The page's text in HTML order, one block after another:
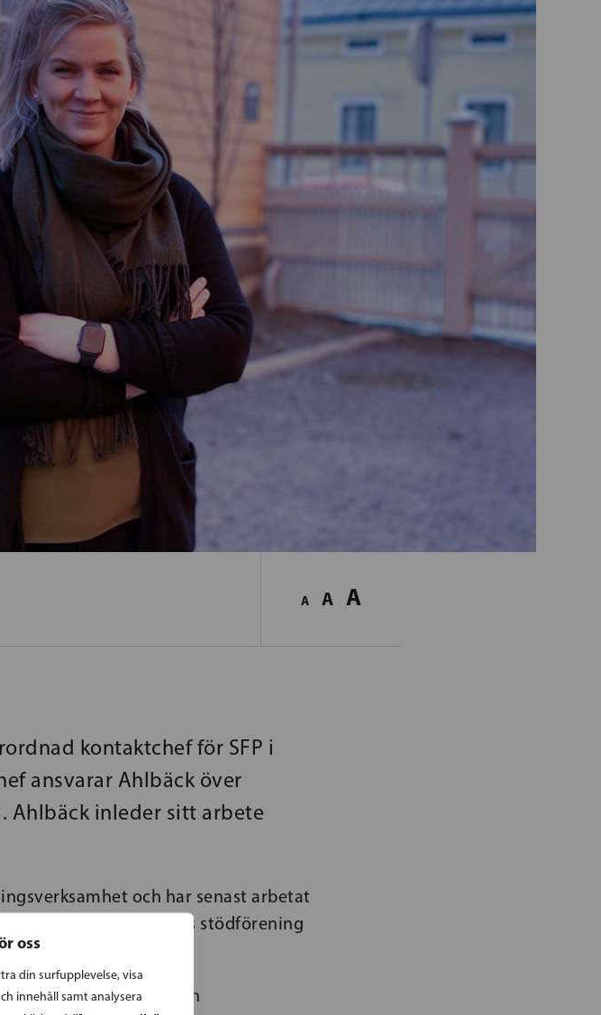
oss
din surfupplevelse, visa
innehåll samt analysera
A A A
kontaktchef för SFP i
ansvarar Ahlbäck över
Ahlbäck inleder sitt arbete
och har senast arbetat
missbrukarvårdens stödförening
och utbildningar.
arbeta med kretsen och